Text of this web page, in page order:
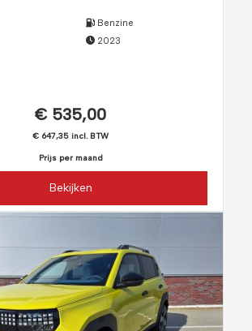
Benzine
2023
€ 535,00
€ 647,35 incl. BTW
Prijs per maand
Bekijken